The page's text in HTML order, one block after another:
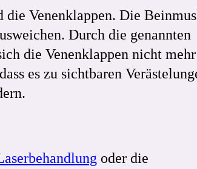
Venenklappen. Die
Durch die genannten
die Venenklappen nicht
es zu sichtbaren
oder die